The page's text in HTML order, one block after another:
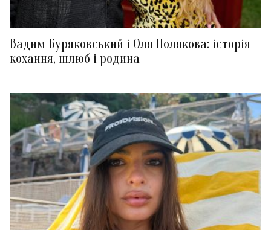
Вадим Буряковський і Оля Полякова: історія
кохання, шлюб і родина